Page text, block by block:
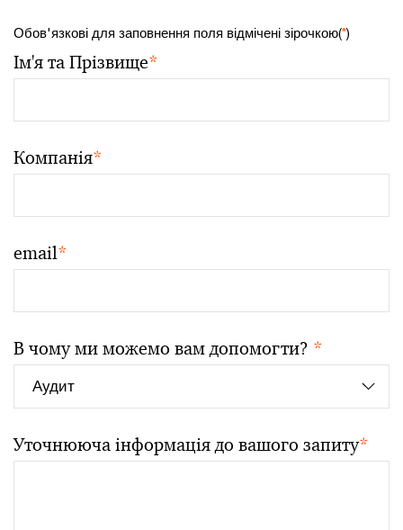
Обов'язкові для заповнення поля відмічені зірочкою(*)
Ім'я та Прізвище*
Компанія*
email*
В чому ми можемо вам допомогти? *
Уточнююча інформація до вашого запиту*